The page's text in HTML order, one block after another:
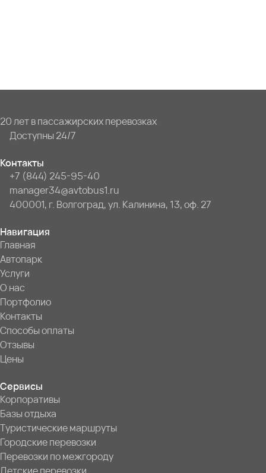
20 лет в пассажирских перевозках
Доступны 24/7
Контакты
+7 (844) 245-95-40
manager34@avtobus1.ru
400001, г. Волгоград, ул. Калинина, 13, оф. 27
Навигация
Главная
Автопарк
Услуги
О нас
Портфолио
Контакты
Способы оплаты
Отзывы
Цены
Сервисы
Корпоративы
Базы отдыха
Туристические маршруты
Городские перевозки
Перевозки по межгороду